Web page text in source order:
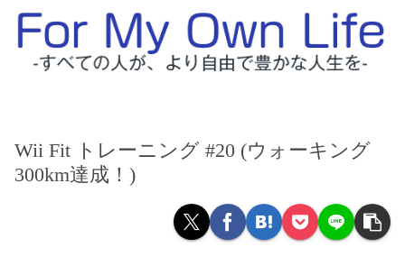
Wii Fit トレーニング #20 (ウォーキング
300km達成！)